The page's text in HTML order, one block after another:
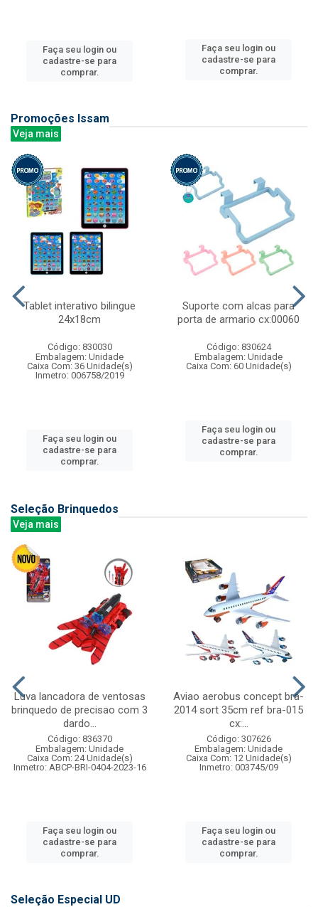
Faça seu login ou
cadastre-se para
comprar.
Faça seu login ou
cadastre-se para
comprar.
Promoções Issam
Veja mais
Tablet interativo bilingue
24x18cm
Código: 830030
Embalagem: Unidade
Caixa Com: 36 Unidade(s)
Inmetro: 006758/2019
Faça seu login ou
cadastre-se para
comprar.
Suporte com alcas para
porta de armario cx:00060
Código: 830624
Embalagem: Unidade
Caixa Com: 60 Unidade(s)
Faça seu login ou
cadastre-se para
comprar.
Seleção Brinquedos
Veja mais
Luva lancadora de ventosas
brinquedo de precisao com 3
dardo...
Código: 836370
Embalagem: Unidade
Caixa Com: 24 Unidade(s)
Inmetro: ABCP-BRI-0404-2023-16
Faça seu login ou
cadastre-se para
comprar.
Aviao aerobus concept bra-
2014 sort 35cm ref bra-015
cx:...
Código: 307626
Embalagem: Unidade
Caixa Com: 12 Unidade(s)
Inmetro: 003745/09
Faça seu login ou
cadastre-se para
comprar.
Seleção Especial UD